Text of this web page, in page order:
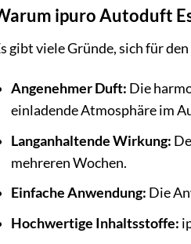
ipuro Autoduft
gibt viele Gründe, sich für
Angenehmer Duft: Die
einladende Atmosphäre im
Langanhaltende Wirkung:
mehreren Wochen.
Einfache Anwendung: Die
Hochwertige Inhaltsstoffe: